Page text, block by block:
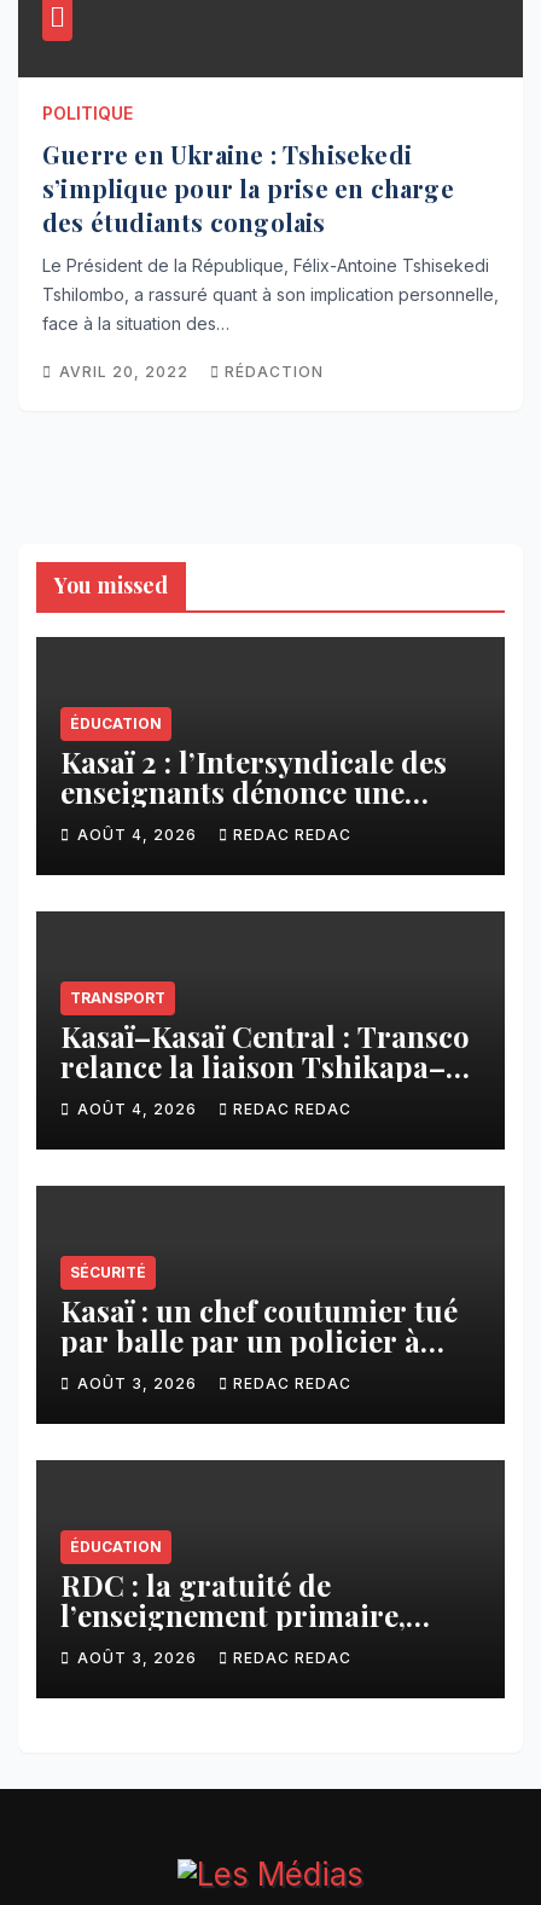
POLITIQUE
Guerre en Ukraine : Tshisekedi
s’implique pour la prise en charge
des étudiants congolais
Le Président de la République, Félix-Antoine Tshisekedi
Tshilombo, a rassuré quant à son implication personnelle,
face à la situation des…
AVRIL 20, 2022 RÉDACTION
You missed
ÉDUCATION
Kasaï 2 : l’Intersyndicale des
enseignants dénonce une
contribution financière
imposée aux écoles de la
CNCA
AOÛT 4, 2026 REDAC REDAC
TRANSPORT
Kasaï–Kasaï Central : Transco
relance la liaison Tshikapa–
Tshiamu pour faciliter les
échanges
AOÛT 4, 2026 REDAC REDAC
SÉCURITÉ
Kasaï : un chef coutumier tué
par balle par un policier à
Kamuesha, la tension monte
AOÛT 3, 2026 REDAC REDAC
ÉDUCATION
RDC : la gratuité de
l’enseignement primaire,
vision phare du Président
Félix Tshisekedi réaffirmée
par une circulaire du
AOÛT 3, 2026 REDAC REDAC